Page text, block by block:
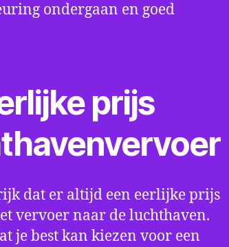
ondergaan en goed
prijs
dat er altijd een eerlijke prijs
vervoer naar de luchthaven.
je best kan kiezen voor een